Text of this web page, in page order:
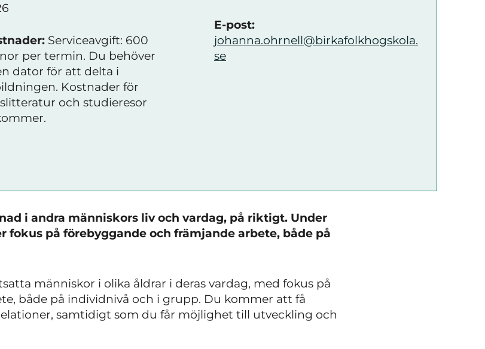
Serviceavgift: 600
per termin. Du behöver
dator för att delta i
Kostnader för
och studieresor
E-post:
johanna.ohrnell@birkafolkhogskola.
se
i andra människors liv och vardag, på riktigt. Under
på förebyggande och främjande arbete, både på
människor i olika åldrar i deras vardag, med fokus på
både på individnivå och i grupp. Du kommer att få
samtidigt som du får möjlighet till utveckling och